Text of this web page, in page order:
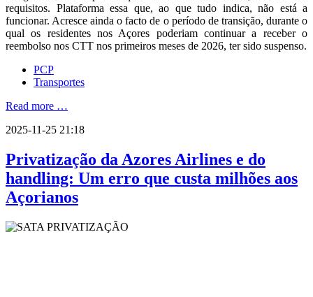
requisitos. Plataforma essa que, ao que tudo indica, não está a
funcionar. Acresce ainda o facto de o período de transição, durante o
qual os residentes nos Açores poderiam continuar a receber o
reembolso nos CTT nos primeiros meses de 2026, ter sido suspenso.
PCP
Transportes
Read more …
2025-11-25 21:18
Privatização da Azores Airlines e do
handling: Um erro que custa milhões aos
Açorianos